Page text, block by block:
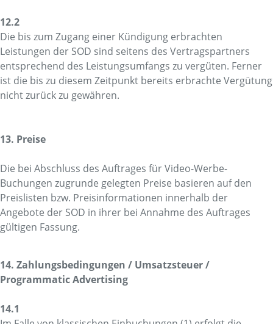
12.2
Die bis zum Zugang einer Kündigung erbrachten
Leistungen der SOD sind seitens des Vertragspartners
entsprechend des Leistungsumfangs zu vergüten. Ferner
ist die bis zu diesem Zeitpunkt bereits erbrachte Vergütung
nicht zurück zu gewähren.
13. Preise
Die bei Abschluss des Auftrages für Video-Werbe-
Buchungen zugrunde gelegten Preise basieren auf den
Preislisten bzw. Preisinformationen innerhalb der
Angebote der SOD in ihrer bei Annahme des Auftrages
gültigen Fassung.
14. Zahlungsbedingungen / Umsatzsteuer /
Programmatic Advertising
14.1